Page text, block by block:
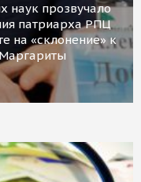
наук прозвучало
патриарха РПЦ
на «склонение» к